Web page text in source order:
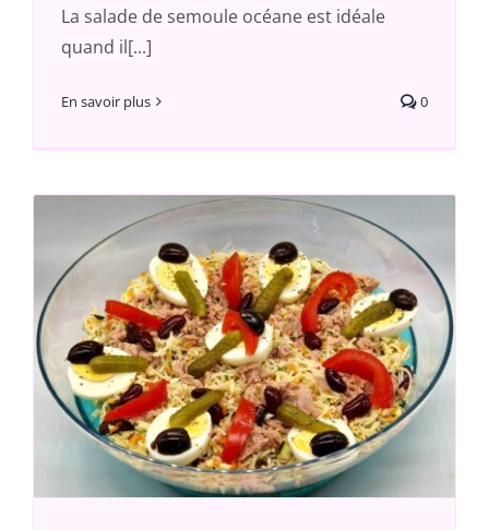
La salade de semoule océane est idéale
quand il[...]
En savoir plus 0